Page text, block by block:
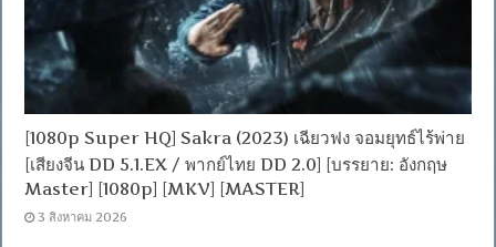
[1080p Super HQ] Sakra (2023) เฉียวฟง จอมยุทธ์ไร้พ่าย
[เสียงจีน DD 5.1.EX / พากย์ไทย DD 2.0] [บรรยาย: อังกฤษ
Master] [1080p] [MKV] [MASTER]
3 สิงหาคม 2026